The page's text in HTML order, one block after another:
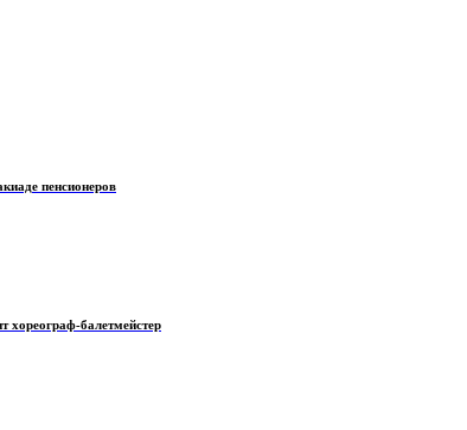
пенсионеров
хореограф-балетмейстер